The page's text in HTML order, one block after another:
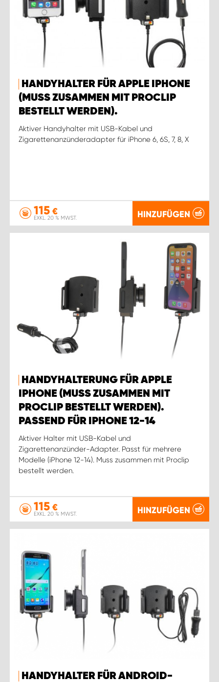
HANDYHALTER FÜR APPLE IPHONE
(MUSS ZUSAMMEN MIT PROCLIP
BESTELLT WERDEN).
Aktiver Handyhalter mit USB-Kabel und
Zigarettenanzünderadapter für iPhone 6, 6S, 7, 8, X
115 €
EXKL. 20 % MWST. HINZUFÜGEN
HANDYHALTERUNG FÜR APPLE
IPHONE (MUSS ZUSAMMEN MIT
PROCLIP BESTELLT WERDEN).
PASSEND FÜR IPHONE 12-14
Aktiver Halter mit USB-Kabel und
Zigarettenanzünder-Adapter. Passt für mehrere
Modelle (iPhone 12-14). Muss zusammen mit Proclip
bestellt werden.
115 €
EXKL. 20 % MWST. HINZUFÜGEN
HANDYHALTER FÜR ANDROID-